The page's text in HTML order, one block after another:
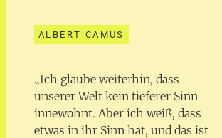
ALBERT CAMUS
„Ich glaube weiterhin, dass
unserer Welt kein tieferer Sinn
innewohnt. Aber ich weiß, dass
etwas in ihr Sinn hat, und das ist